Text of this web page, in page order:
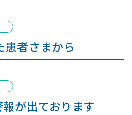
患者さまから
が出ております